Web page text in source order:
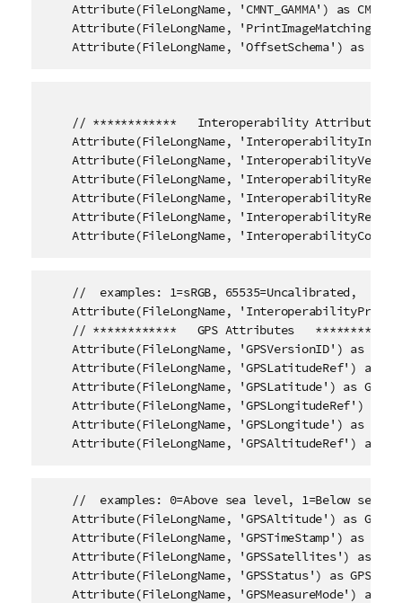
Attribute(FileLongName, 'CMNT_GAMMA') as
Attribute(FileLongName, 'PrintImageMatching')
Attribute(FileLongName, 'OffsetSchema') as
// ************   Interoperability Attributes
Attribute(FileLongName,
Attribute(FileLongName,
Attribute(FileLongName,
Attribute(FileLongName,
Attribute(FileLongName,
Attribute(FileLongName,
    //  examples: 1=sRGB, 65535=Uncalibrated,
Attribute(FileLongName,
    // ************   GPS Attributes   ************
Attribute(FileLongName, 'GPSVersionID') as
Attribute(FileLongName, 'GPSLatitudeRef') as
Attribute(FileLongName, 'GPSLatitude') as
Attribute(FileLongName, 'GPSLongitudeRef') as
Attribute(FileLongName, 'GPSLongitude') as
Attribute(FileLongName, 'GPSAltitudeRef') as
//  examples: 0=Above sea level, 1=Below sea
Attribute(FileLongName, 'GPSAltitude') as
Attribute(FileLongName, 'GPSTimeStamp') as
Attribute(FileLongName, 'GPSSatellites') as
Attribute(FileLongName, 'GPSStatus') as
Attribute(FileLongName, 'GPSMeasureMode') as